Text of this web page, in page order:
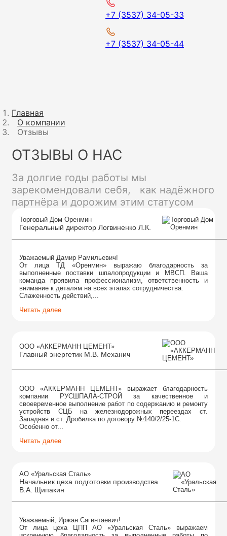
+7 (3537) 34-05-33
+7 (3537) 34-05-44
Главная
О компании
Отзывы
ОТЗЫВЫ О НАС
За долгие годы работы мы
зарекомендовали себя, как надёжного
партнёра и дорожим этим статусом
Торговый Дом Оренмин
Генеральный директор Логвиненко Л.К.
Уважаемый Дамир Рамильевич!
От лица ТД «Оренмин» выражаю благодарность за
выполненные поставки шпалопродукции и МВСП. Ваша
команда проявила профессионализм, ответственность и
внимание к деталям на всех этапах сотрудничества.
Слаженность действий,...
Читать далее
ООО «АККЕРМАНН ЦЕМЕНТ»
Главный энергетик М.В. Механич
ООО «АККЕРМАНН ЦЕМЕНТ» выражает благодарность
компании РУСШПАЛА-СТРОЙ за качественное и
своевременное выполнение работ по содержанию и ремонту
устройств СЦБ на железнодорожных переездах ст.
Западная и ст. Дробилка по договору №140/2/25-1С.
Особенно от...
Читать далее
АО «Уральская Сталь»
Начальник цеха подготовки производства
В.А. Щипакин
Уважаемый, Иржан Сагинтаевич!
От лица цеха ЦПП АО «Уральская Сталь» выражаем